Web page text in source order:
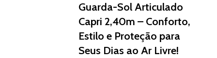
Guarda-Sol Articulado
Capri 2,40m – Conforto,
Estilo e Proteção para
Seus Dias ao Ar Livre!